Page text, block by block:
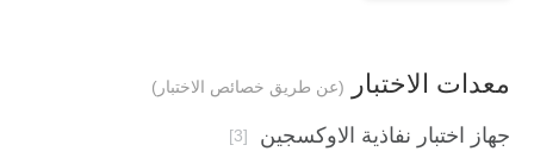
معدات الاختبار (عن طريق خصائص الاختبار)
جهاز اختبار نفاذية الاوكسجين [3]